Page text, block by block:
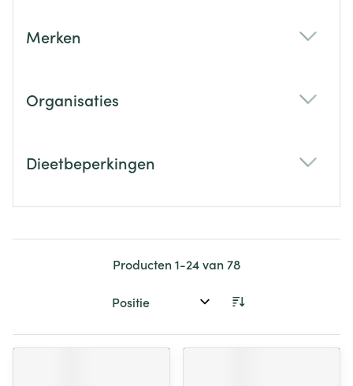
Merken
Organisaties
Dieetbeperkingen
Producten1-24van78
Sorteer op: